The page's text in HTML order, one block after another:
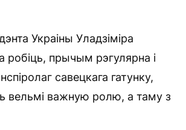
Украіны Уладзіміра
робіць, прычым рэгулярна і
савецкага гатунку,
вельмі важную ролю, а таму з